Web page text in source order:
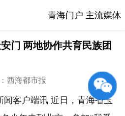
青海门户 主流媒体
门 两地协作共育民族团
西海都市报
客户端讯 近日，青海省玉